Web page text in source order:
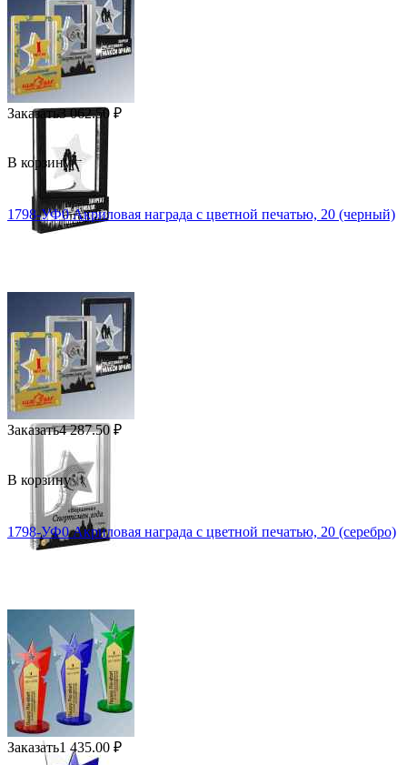
Заказать3 062.50 ₽
В корзину
1798-УФ0 Акриловая награда с цветной печатью, 20 (черный)
Заказать4 287.50 ₽
В корзину
1798-УФ0 Акриловая награда с цветной печатью, 20 (серебро)
Заказать1 435.00 ₽